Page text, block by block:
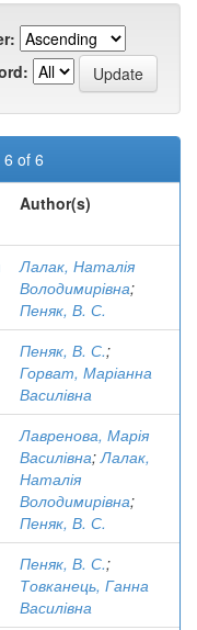
of 6
Author(s)
Лалак, Наталія
Володимирівна;
Пеняк, В. С.
Пеняк, В. С.;
Горват, Маріанна
Василівна
Лавренова, Марія
Василівна;Лалак,
Наталія
Володимирівна;
Пеняк, В. С.
Пеняк, В. С.;
Товканець, Ганна
Василівна